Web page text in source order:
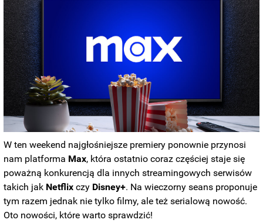
W ten weekend najgłośniejsze premiery ponownie przynosi
nam platforma Max, która ostatnio coraz częściej staje się
poważną konkurencją dla innych streamingowych serwisów
takich jak Netflix czy Disney+. Na wieczorny seans proponuje
tym razem jednak nie tylko filmy, ale też serialową nowość.
Oto nowości, które warto sprawdzić!